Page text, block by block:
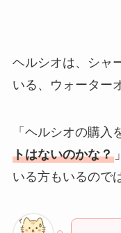
ヘルシオは、シャ
いる、ウォーター
「ヘルシオの購入
トはないのかな？
いる方もいるので